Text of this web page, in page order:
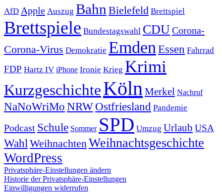
AfD Apple Auszug Bahn Bielefeld Brettspiel
Brettspiele Bundestagswahl CDUCorona-
Corona-Virus Demokratie Emden Essen Fahrrad
FDP Hartz IV iPhone Ironie Krieg Krimi
KurzgeschichteKöln Merkel Nachruf
NaNoWriMo NRWOstfriesland Pandemie
Podcast Schule Sommer SPD Umzug Urlaub USA
Wahl Weihnachten Weihnachtsgeschichte
WordPress
Privatsphäre-Einstellungen ändern
Historie der Privatsphäre-Einstellungen
Einwilligungen widerrufen